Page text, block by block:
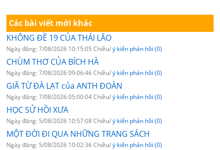
Các bài viết mới khác
KHÔNG ĐỀ 19 CỦA THÁI LÃO
Ngày đăng: 7/08/2026 10:15:05 Chiều/ý kiến phản hồi (0)
CHÙM THƠ CỦA BÍCH HÀ
Ngày đăng: 7/08/2026 09:06:46 Chiều/ý kiến phản hồi (0)
GIÃ TỪ ĐÀ LẠT của ANTH ĐOÀN
Ngày đăng: 7/08/2026 05:00:04 Chiều/ý kiến phản hồi (0)
HỌC SỬ HỒI XƯA
Ngày đăng: 5/08/2026 10:57:08 Chiều/ý kiến phản hồi (0)
MỘT ĐỜI ĐI QUA NHỮNG TRANG SÁCH
Ngày đăng: 5/08/2026 10:02:36 Chiều/ý kiến phản hồi (0)